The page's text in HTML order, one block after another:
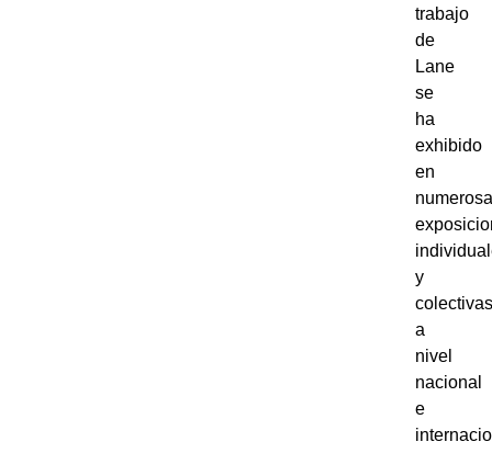
trabajo
de
Lane
se
ha
exhibido
en
y
a
nivel
nacional
e